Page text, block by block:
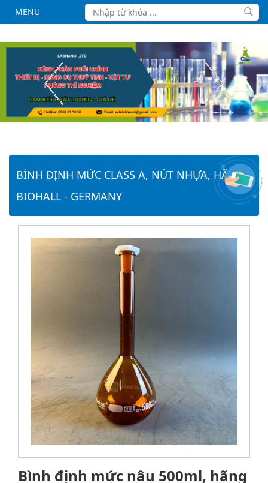
MENU
BÌNH ĐỊNH MỨC CLASS A, NÚT NHỰA, HÃNG
BIOHALL - GERMANY
Bình định mức nâu 500ml, hãng